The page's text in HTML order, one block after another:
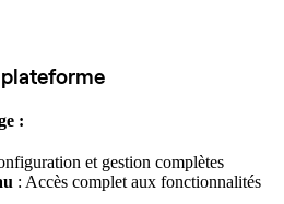
:
et gestion complètes
: Accès complet aux fonctionnalités